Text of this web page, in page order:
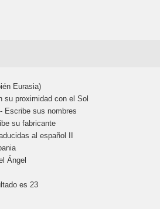
Eurasia)
su proximidad con el Sol
Escribe sus nombres
su fabricante
al español II
Ángel
es 23